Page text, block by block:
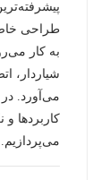
طراحی
به کار
شیاردار،
می‌آورد.
کاربردها
می‌پردازیم.